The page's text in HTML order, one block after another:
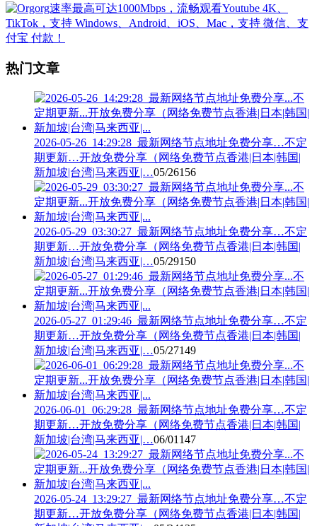
热门文章
2026-05-26_14:29:28_最新网络节点地址免费分享…不定
期更新…开放免费分享（网络免费节点香港|日本|韩国|
新加坡|台湾|马来西亚|…05/26156
2026-05-29_03:30:27_最新网络节点地址免费分享…不定
期更新…开放免费分享（网络免费节点香港|日本|韩国|
新加坡|台湾|马来西亚|…05/29150
2026-05-27_01:29:46_最新网络节点地址免费分享…不定
期更新…开放免费分享（网络免费节点香港|日本|韩国|
新加坡|台湾|马来西亚|…05/27149
2026-06-01_06:29:28_最新网络节点地址免费分享…不定
期更新…开放免费分享（网络免费节点香港|日本|韩国|
新加坡|台湾|马来西亚|…06/01 147
2026-05-24_13:29:27_最新网络节点地址免费分享…不定
期更新…开放免费分享（网络免费节点香港|日本|韩国|